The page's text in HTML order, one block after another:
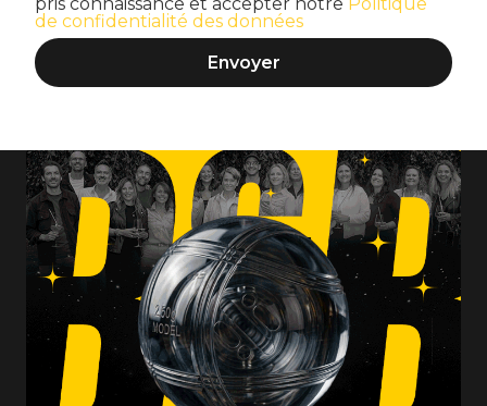
de confidentialité des données
Envoyer